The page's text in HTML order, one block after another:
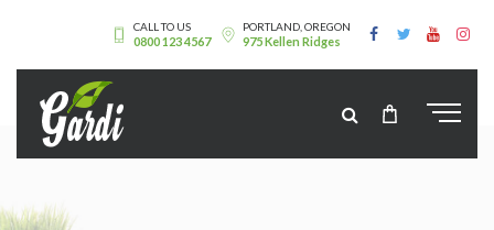
CALL TO US
0800 123 4567
PORTLAND, OREGON
975 Kellen Ridges